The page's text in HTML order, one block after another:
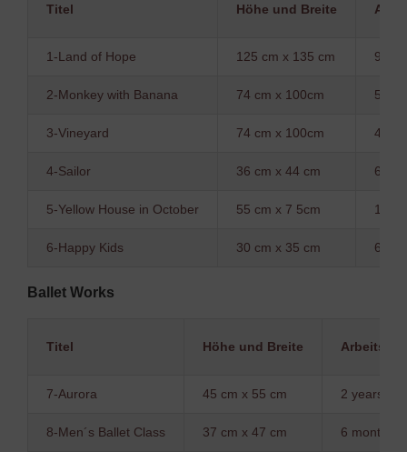
Titel Höhe und Breite
1-Land of Hope 125 cm x 135 cm 9
2-Monkey with Banana 74 cm x 100cm 5
3-Vineyard 74 cm x 100cm 4
4-Sailor 36 cm x 44 cm 6
5-Yellow House in October 55 cm x 7 5cm 1
6-Happy Kids 30 cm x 35 cm 6
Ballet Works
Titel Höhe und Breite Arbeitszeit
7-Aurora 45 cm x 55 cm 2 years
8-Men´s Ballet Class 37 cm x 47 cm 6 month